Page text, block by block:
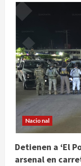
Nacional
Detienen a ‘El
arsenal en 2